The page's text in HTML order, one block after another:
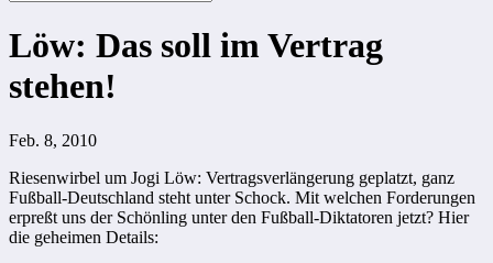
Löw: Das soll im Vertrag
stehen!
Feb. 8, 2010
Riesenwirbel um Jogi Löw: Vertragsverlängerung geplatzt, ganz
Fußball-Deutschland steht unter Schock. Mit welchen Forderungen
erpreßt uns der Schönling unter den Fußball-Diktatoren jetzt? Hier
die geheimen Details: